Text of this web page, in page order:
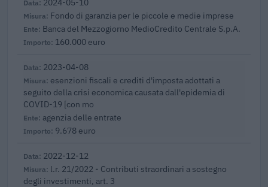
Fondo di garanzia per le piccole e medie imprese
Banca del Mezzogiorno MedioCredito Centrale S.p.A.
160.000 euro
2023-04-08
esenzioni fiscali e crediti d'imposta adottati a
seguito della crisi economica causata dall'epidemia di
COVID-19 [con mo
agenzia delle entrate
9.678 euro
2022-12-12
l.r. 21/2022 - Contributi straordinari a sostegno
degli investimenti, art. 3